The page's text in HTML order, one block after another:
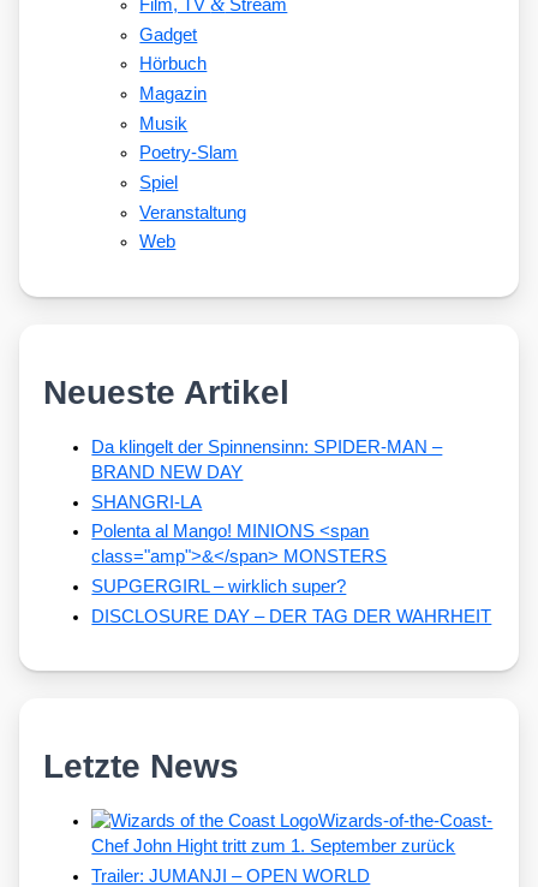
Film, TV&Stream
Gadget
Hörbuch
Magazin
Musik
Poetry-Slam
Spiel
Veranstaltung
Web
Neueste Artikel
Da klingelt der Spinnensinn: SPIDER-MAN –
BRAND NEW DAY
SHANGRI-LA
Polenta al Mango! MINIONS <span
class="amp">&</span> MONSTERS
SUPGERGIRL – wirklich super?
DISCLOSURE DAY – DER TAG DER WAHRHEIT
Letzte News
Wizards-of-the-Coast-
Chef John Hight tritt zum 1. September zurück
Trailer: JUMANJI – OPEN WORLD